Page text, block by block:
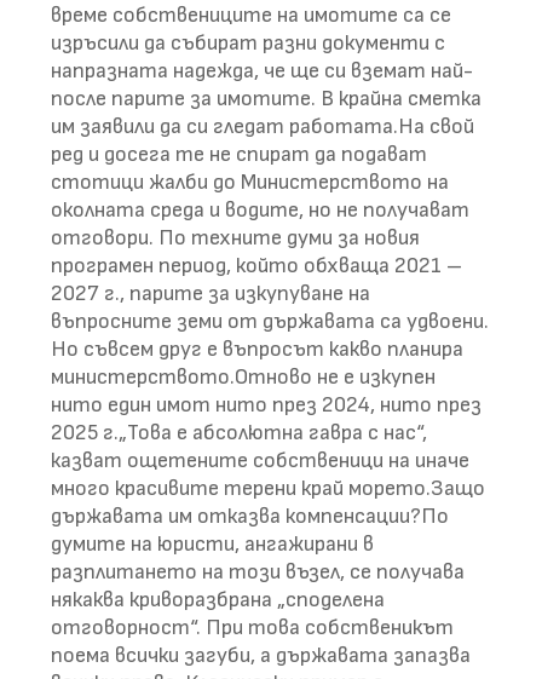
време собствениците на имотите са се
изръсили да събират разни документи с
напразната надежда, че ще си вземат най-
после парите за имотите. В крайна сметка
им заявили да си гледат работата.На свой
ред и досега те не спират да подават
стотици жалби до Министерството на
околната среда и водите, но не получават
отговори. По техните думи за новия
програмен период, който обхваща 2021 –
2027 г., парите за изкупуване на
въпросните земи от държавата са удвоени.
Но съвсем друг е въпросът какво планира
министерството.Отново не е изкупен
нито един имот нито през 2024, нито през
2025 г.„Това е абсолютна гавра с нас“,
казват ощетените собственици на иначе
много красивите терени край морето.Защо
държавата им отказва компенсации?По
думите на юристи, ангажирани в
разплитането на този възел, се получава
някаква криворазбрана „споделена
отговорност“. При това собственикът
поема всички загуби, а държавата запазва